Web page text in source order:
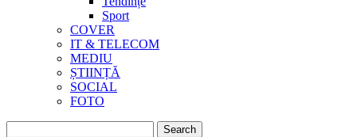
Sport
COVER
IT & TELECOM
MEDIU
ȘTIINȚĂ
SOCIAL
FOTO